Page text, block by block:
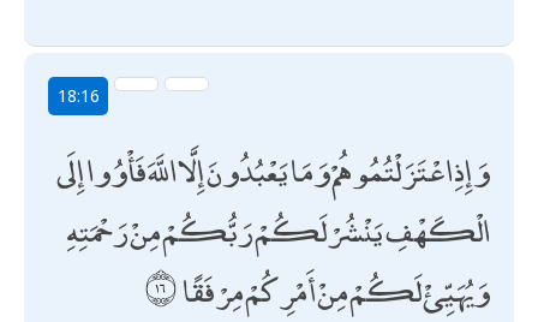
18:16
وَإِذِ اعْتَزَلْتُمُوهُمْ وَمَا يَعْبُدُونَ إِلَّا اللَّهَ فَأْوُوا إِلَى
الْكَهْفِ يَنْشُرْ لَكُمْ رَبُّكُمْ مِنْ رَحْمَتِهِ
وَيُهَيِّئْ لَكُمْ مِنْ أَمْرِكُمْ مِرْفَقًا